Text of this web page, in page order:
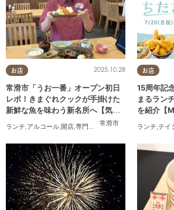
お店
常滑市
2025.10.28
常滑市「うお一番」オープン初日
レポ！きまぐれクックが手掛けた
新鮮な魚を味わう新名所へ【気に
なるリサーチ#31】
ランチ,アルコール,開店,専門店 気になるリサーチ,家族,お
お店
15周年記
まるラン
を紹介【
ランチ,テイ